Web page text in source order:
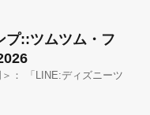
プ::ツムツム・フ
： 「LINE:ディズニーツ